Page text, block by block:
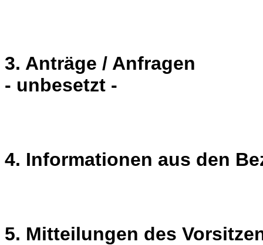
3. Anträge / Anfragen
- unbesetzt -
4. Informationen aus den
5. Mitteilungen des